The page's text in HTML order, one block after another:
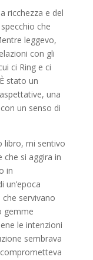
ricchezza e del
che
leggevo,
con gli
ci Ring e ci
stato un
una
un senso di
libro, mi sentivo
che si aggira in
in
un’epoca
che servivano
gemme
le intenzioni
sembrava